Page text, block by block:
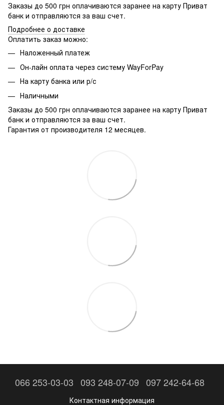
Заказы до 500 грн оплачиваются заранее на карту Приват
банк и отправляются за ваш счет.
Подробнее о доставке
Оплатить заказ можно:
Наложенный платеж
Он-лайн оплата через систему WayForPay
На карту банка или р/с
Наличными
Заказы до 500 грн оплачиваются заранее на карту Приват
банк и отправляются за ваш счет.
Гарантия от производителя 12 месяцев.
066 253-03-03 093 248-07-09 097 242-64-68
Контактная информация